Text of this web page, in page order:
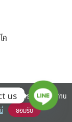
ค
ทธิภาพการใช้งานของท่าน
ยอมรับ
us